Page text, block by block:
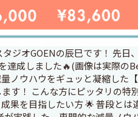
ジオGOENの辰巳です！ 先日
達成しました🔥(画像は実際の
ノウハウをギュッと凝縮した
す！ こんな方にピッタリの特
果を目指したい方 🌟 普段と